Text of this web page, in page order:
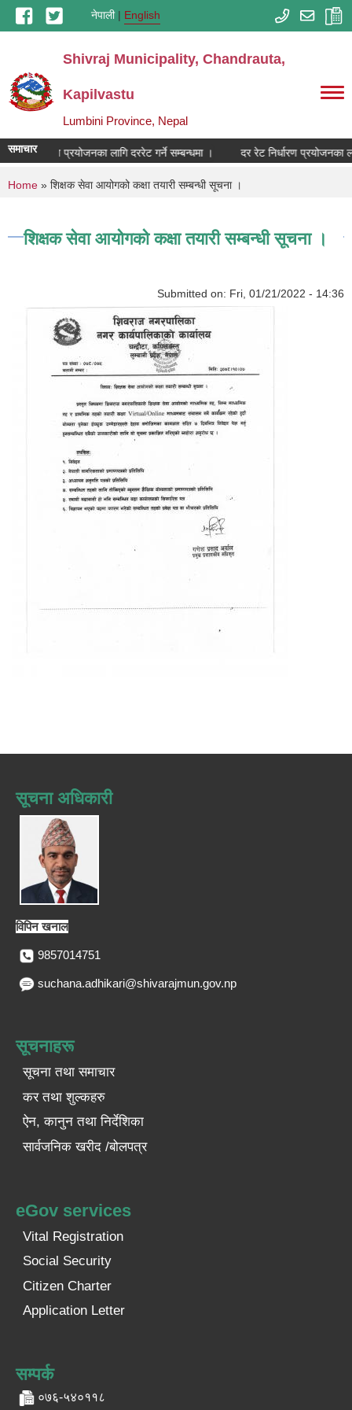
Skip to main contentनेपाली English
Shivraj Municipality, Chandrauta,
Kapilvastu
Lumbini Province, Nepal
समाचार
दर रेट निर्धारण प्रयोजनका लागि दररेट गर्ने सम्बन्धमा । दर रेट निर्धारण प्रयोजनका
You are here
Home » शिक्षक सेवा आयोगको कक्षा तयारी सम्बन्धी सूचना ।
शिक्षक सेवा आयोगको कक्षा तयारी सम्बन्धी सूचना ।
Submitted on: Fri, 01/21/2022 - 14:36
सूचना अधिकारी
विपिन खनाल
9857014751
suchana.adhikari@shivarajmun.gov.np
सूचनाहरू
सूचना तथा समाचार
कर तथा शुल्कहरु
ऐन, कानुन तथा निर्देशिका
सार्वजनिक खरीद /बोलपत्र
eGov services
Vital Registration
Social Security
Citizen Charter
Application Letter
सम्पर्क
०७६-५४०११८